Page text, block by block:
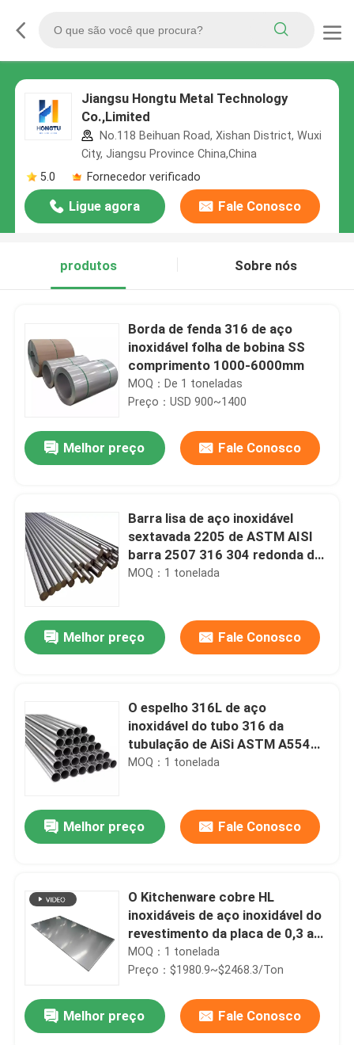
Jiangsu Hongtu Metal Technology
Co.,Limited
No.118 Beihuan Road, Xishan District, Wuxi
City, Jiangsu Province China,China
5.0
Fornecedor verificado
Ligue agora Fale Conosco
produtos Sobre nós
Borda de fenda 316 de aço
inoxidável folha de bobina SS
comprimento 1000-6000mm
MOQ：De 1 toneladas
Preço：USD 900~1400
Melhor preço Fale Conosco
Barra lisa de aço inoxidável
sextavada 2205 de ASTM AISI
barra 2507 316 304 redonda de
aço inoxidável
MOQ：1 tonelada
Melhor preço Fale Conosco
O espelho 316L de aço
inoxidável do tubo 316 da
tubulação de AiSi ASTM A554
A312 A270 soldou o aço
MOQ：1 tonelada
Melhor preço Fale Conosco
O Kitchenware cobre HL
inoxidáveis de aço inoxidável do
revestimento da placa de 0,3 a
de 3mm
MOQ：1 tonelada
Preço：$1980.9~$2468.3/Ton
Melhor preço Fale Conosco